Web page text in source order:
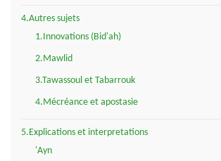
4.Autres sujets
1.Innovations (Bid'ah)
2.Mawlid
3.Tawassoul et Tabarrouk
4.Mécréance et apostasie
5.Explications et interpretations
'Ayn